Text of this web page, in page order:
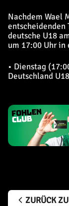
Nachdem Wael
entscheidenden
deutsche U18
um 17:00 Uhr in
• Dienstag
Deutschland
ZURÜCK